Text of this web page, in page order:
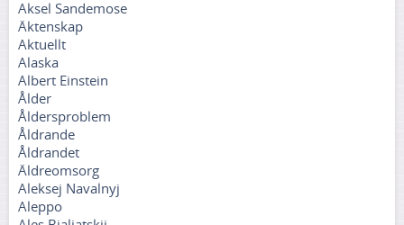
Aksel Sandemose
Äktenskap
Aktuellt
Alaska
Albert Einstein
Ålder
Åldersproblem
Åldrande
Åldrandet
Äldreomsorg
Aleksej Navalnyj
Aleppo